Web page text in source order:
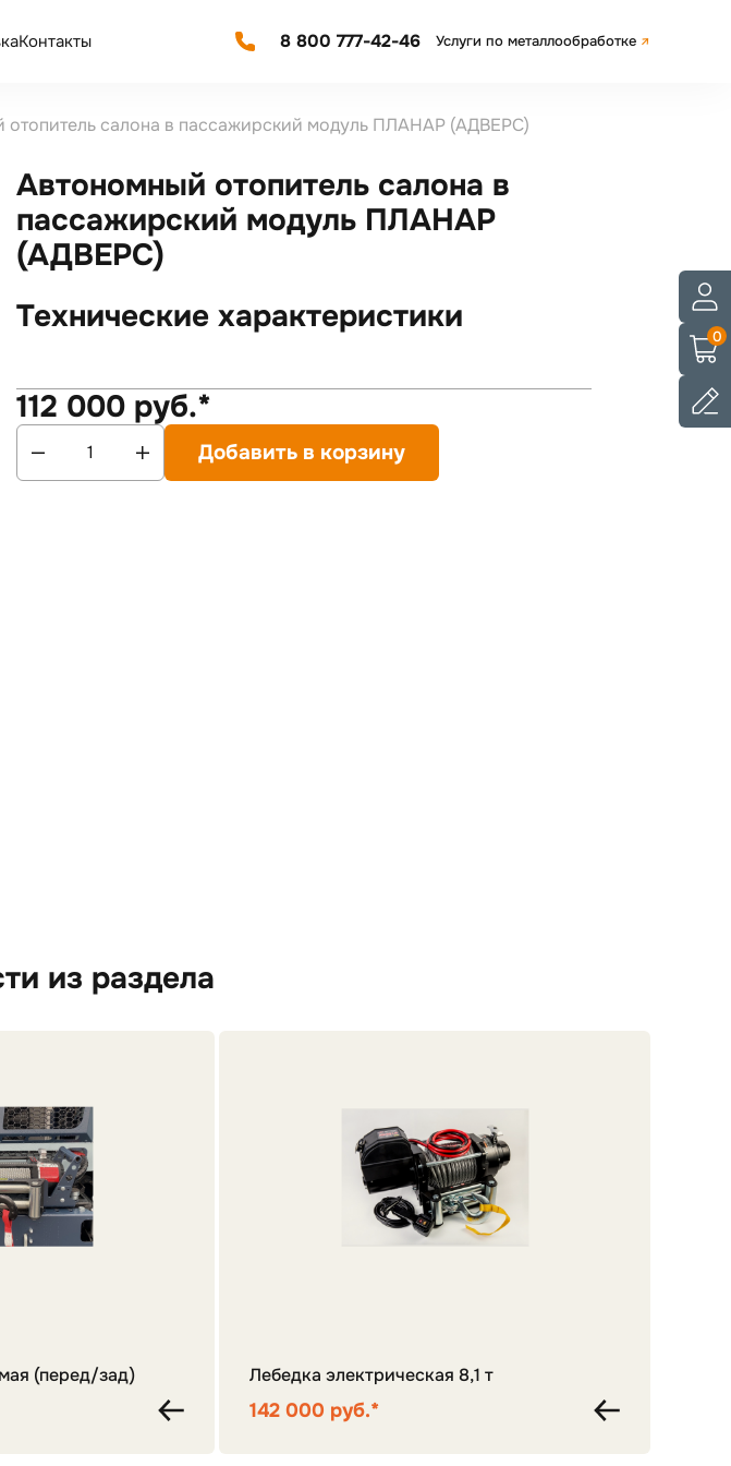
Контакты 8 800 777-42-46 Услуги по металлообработке
0
отопитель салона в пассажирский модуль ПЛАНАР (АДВЕРС)
Автономный отопитель салона в
пассажирский модуль ПЛАНАР
(АДВЕРС)
Технические характеристики
112 000 руб.*
Добавить в корзину
из раздела
(перед/зад) Лебедка электрическая 8,1 т
142 000 руб.*